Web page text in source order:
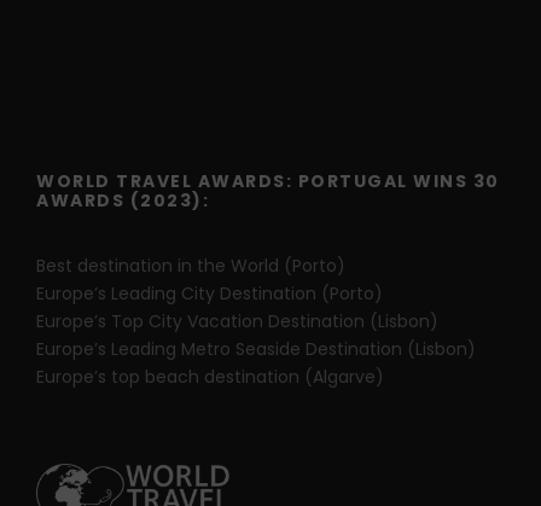
WORLD TRAVEL AWARDS: PORTUGAL WINS 30
AWARDS (2023):
Best destination in the World (Porto)
Europe’s Leading City Destination (Porto)
Europe’s Top City Vacation Destination (Lisbon)
Europe’s Leading Metro Seaside Destination (Lisbon)
Europe’s top beach destination (Algarve)